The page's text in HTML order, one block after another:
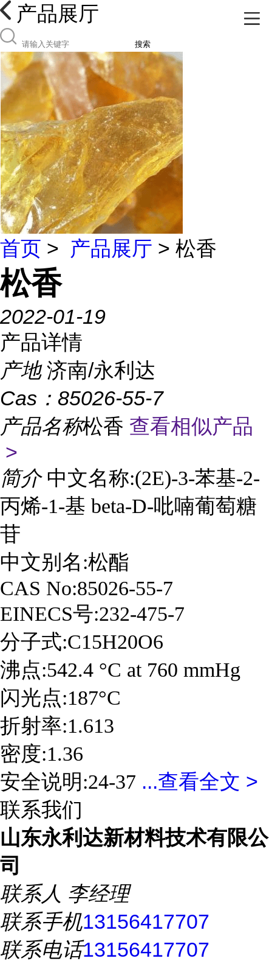
产品展厅
搜索
首页 > 产品展厅 > 松香
松香
2022-01-19
产品详情
产地 济南/永利达
Cas： 85026-55-7
产品名称松香 查看相似产品
>
简介 中文名称:(2E)-3-苯基-2-
丙烯-1-基 beta-D-吡喃葡萄糖
苷
中文别名:松酯
CAS No:85026-55-7
EINECS号:232-475-7
分子式:C15H20O6
沸点:542.4 °C at 760 mmHg
闪光点:187°C
折射率:1.613
密度:1.36
安全说明:24-37 ...查看全文 >
联系我们
山东永利达新材料技术有限公
司
联系人 李经理
联系手机13156417707
联系电话13156417707